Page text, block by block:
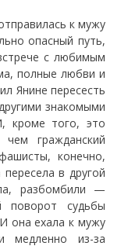
к мужу
опасный путь,
с любимым
полные любви и
Янине пересесть
знакомыми
кроме того, это
гражданский
конечно,
в другой
разбомбили —
поворот судьбы
она ехала к мужу
из-за